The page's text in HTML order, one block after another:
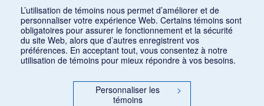
L’utilisation de témoins nous permet d’améliorer et de
personnaliser votre expérience Web. Certains témoins sont
obligatoires pour assurer le fonctionnement et la sécurité
du site Web, alors que d’autres enregistrent vos
préférences. En acceptant tout, vous consentez à notre
utilisation de témoins pour mieux répondre à vos besoins.
Personnaliser les
témoins
>